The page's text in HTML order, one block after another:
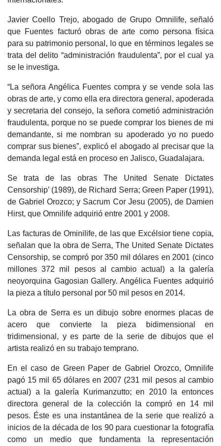
Javier Coello Trejo, abogado de Grupo Omnilife, señaló
que Fuentes facturó obras de arte como persona física
para su patrimonio personal, lo que en términos legales se
trata del delito “administración fraudulenta”, por el cual ya
se le investiga.
“La señora Angélica Fuentes compra y se vende sola las
obras de arte, y como ella era directora general, apoderada
y secretaria del consejo, la señora cometió administración
fraudulenta, porque no se puede comprar los bienes de mi
demandante, si me nombran su apoderado yo no puedo
comprar sus bienes”, explicó el abogado al precisar que la
demanda legal está en proceso en Jalisco, Guadalajara.
Se trata de las obras The United Senate Dictates
Censorship’ (1989), de Richard Serra; Green Paper (1991),
de Gabriel Orozco; y Sacrum Cor Jesu (2005), de Damien
Hirst, que Omnilife adquirió entre 2001 y 2008.
Las facturas de Ominilife, de las que Excélsior tiene copia,
señalan que la obra de Serra, The United Senate Dictates
Censorship, se compró por 350 mil dólares en 2001 (cinco
millones 372 mil pesos al cambio actual) a la galería
neoyorquina Gagosian Gallery. Angélica Fuentes adquirió
la pieza a título personal por 50 mil pesos en 2014.
La obra de Serra es un dibujo sobre enormes placas de
acero que convierte la pieza bidimensional en
tridimensional, y es parte de la serie de dibujos que el
artista realizó en su trabajo temprano.
En el caso de Green Paper de Gabriel Orozco, Omnilife
pagó 15 mil 65 dólares en 2007 (231 mil pesos al cambio
actual) a la galería Kurimanzutto; en 2010 la entonces
directora general de la colección la compró en 14 mil
pesos. Éste es una instantánea de la serie que realizó a
inicios de la década de los 90 para cuestionar la fotografía
como un medio que fundamenta la representación